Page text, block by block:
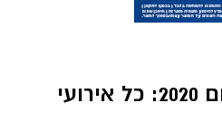
פסטיבל דרום אדום 2020: כל אירועי